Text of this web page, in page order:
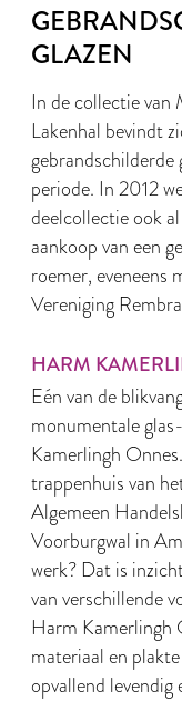
GLAZEN
In de collectie van
Lakenhal bevindt
gebrandschilderde
periode. In 2012
deelcollectie ook
aankoop van een
roemer, eveneens
Vereniging
HARM
Eén van de
monumentale
Kamerlingh
trappenhuis van
Algemeen
Voorburgwal in
werk? Dat is
van verschillende
Harm Kamerlingh
materiaal en
opvallend